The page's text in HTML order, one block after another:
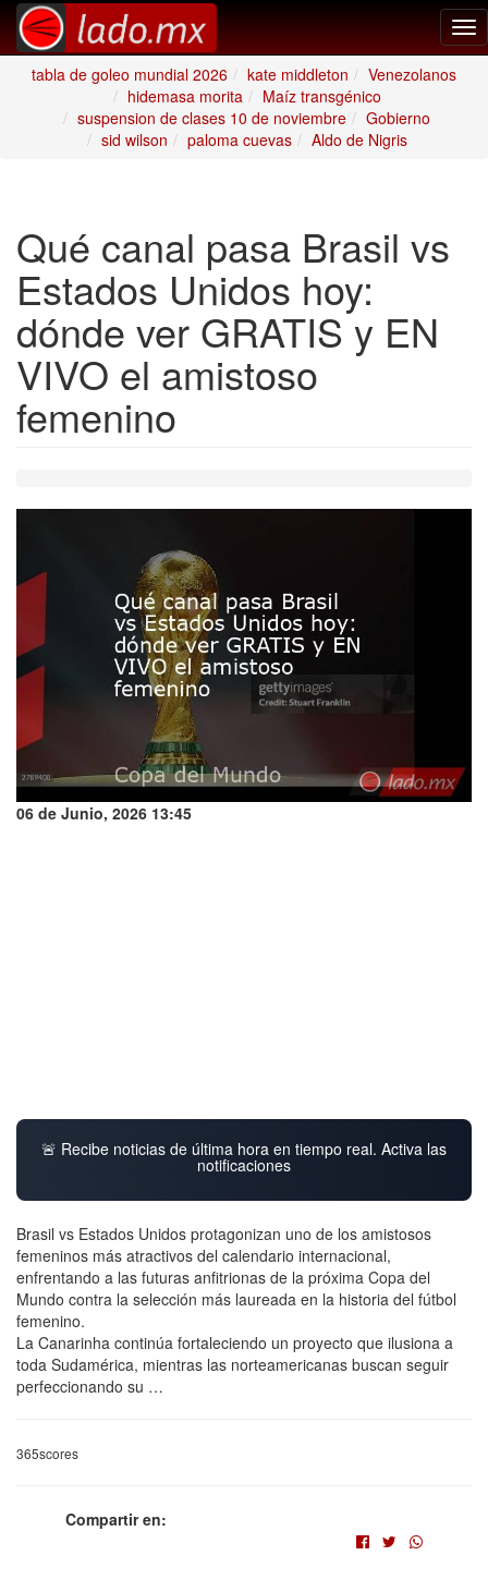
tabla de goleo mundial 2026
kate middleton
Venezolanos
hidemasa morita
Maíz transgénico
suspension de clases 10 de noviembre
Gobierno
sid wilson
paloma cuevas Aldo de Nigris
Qué canal pasa Brasil vs
Estados Unidos hoy:
dónde ver GRATIS y EN
VIVO el amistoso
femenino
06 de Junio, 2026 13:45
🚨 Recibe noticias de última hora en tiempo real. Activa las
notificaciones
Brasil vs Estados Unidos protagonizan uno de los amistosos
femeninos más atractivos del calendario internacional,
enfrentando a las futuras anfitrionas de la próxima Copa del
Mundo contra la selección más laureada en la historia del fútbol
femenino.
La Canarinha continúa fortaleciendo un proyecto que ilusiona a
toda Sudamérica, mientras las norteamericanas buscan seguir
perfeccionando su …
365scores
Compartir en: